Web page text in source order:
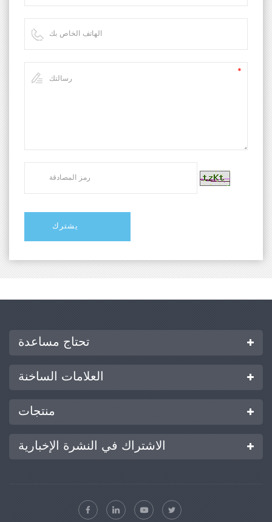
تحتاج مساعدة
العلامات الساخنة
منتجات
الاشتراك في النشرة الإخبارية